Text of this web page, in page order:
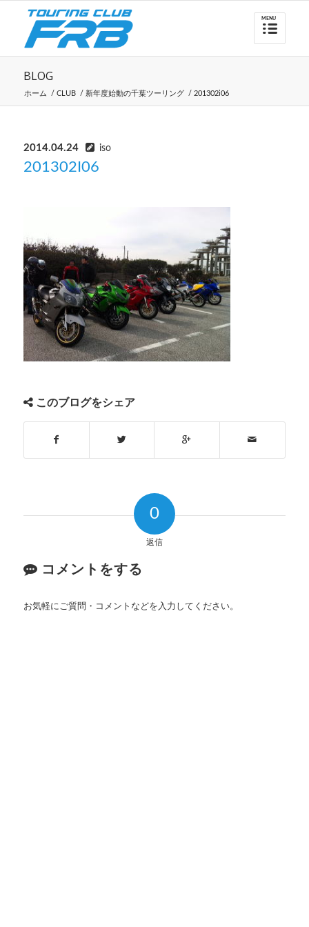
BLOG
ホーム / CLUB / 新年度始動の千葉ツーリング / 201302i06
2014.04.24 iso
201302I06
このブログをシェア
0
返信
コメントをする
お気軽にご質問・コメントなどを入力してください。